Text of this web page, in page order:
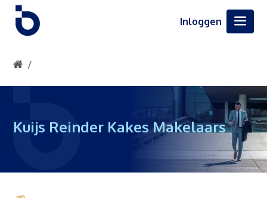
Inloggen
Kuijs Reinder Kakes Makelaars